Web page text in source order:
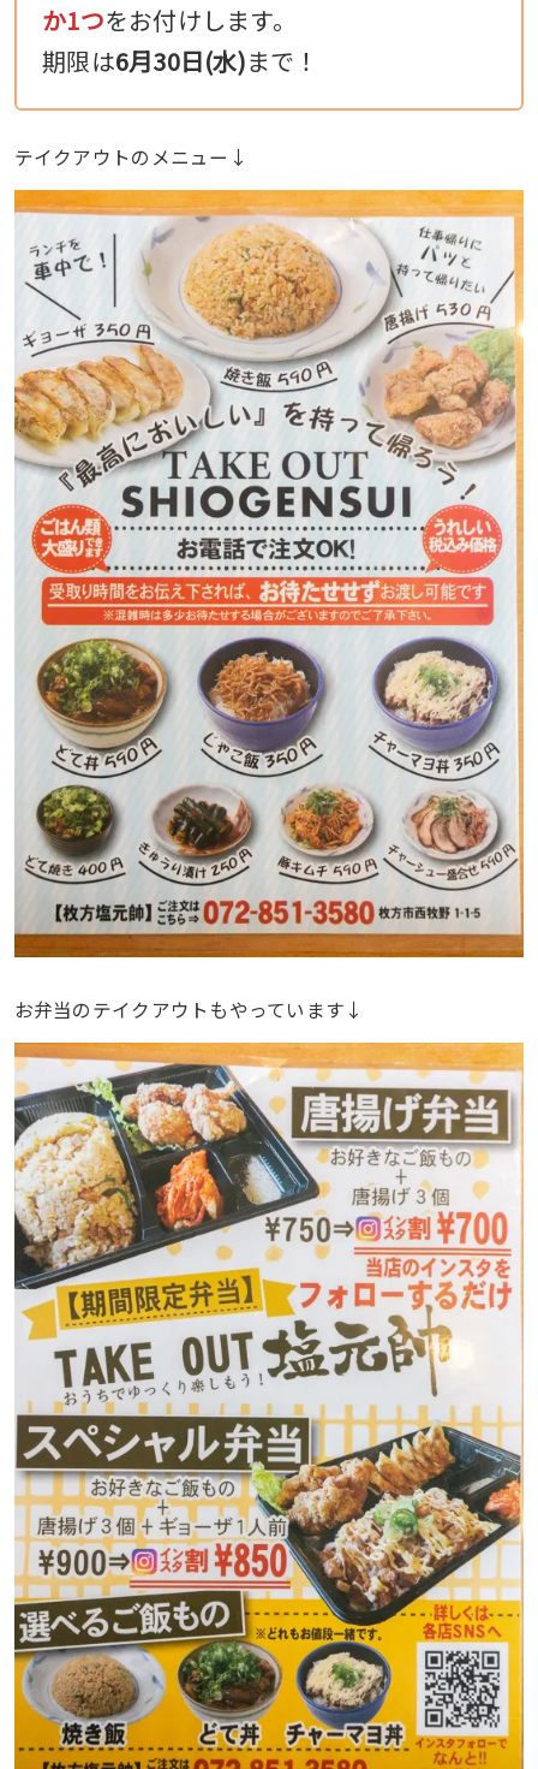
か1つをお付けします。
期限は6月30日(水)まで！
テイクアウトのメニュー↓
お弁当のテイクアウトもやっています↓